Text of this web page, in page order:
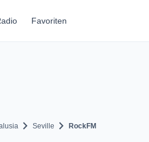
Favoriten
chevron_right Seville chevron_right RockFM